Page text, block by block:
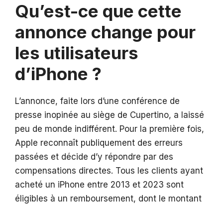
Qu’est-ce que cette
annonce change pour
les utilisateurs
d’iPhone ?
L’annonce, faite lors d’une conférence de
presse inopinée au siège de Cupertino, a laissé
peu de monde indifférent. Pour la première fois,
Apple reconnaît publiquement des erreurs
passées et décide d’y répondre par des
compensations directes. Tous les clients ayant
acheté un iPhone entre 2013 et 2023 sont
éligibles à un remboursement, dont le montant